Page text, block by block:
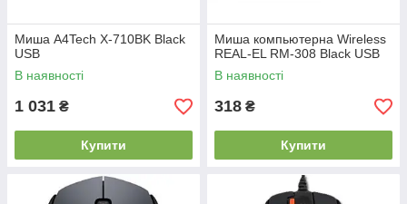
Миша A4Tech X-710BK Black
USB
В наявності
1 031 ₴
Купити
Миша компьютерна Wireless
REAL-EL RM-308 Black USB
В наявності
318 ₴
Купити